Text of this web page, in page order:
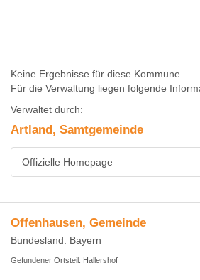
Keine Ergebnisse für diese Kommune.
Für die Verwaltung liegen folgende
Verwaltet durch:
Artland, Samtgemeinde
Offizielle Homepage
Offenhausen, Gemeinde
Bundesland: Bayern
Gefundener Ortsteil: Hallershof